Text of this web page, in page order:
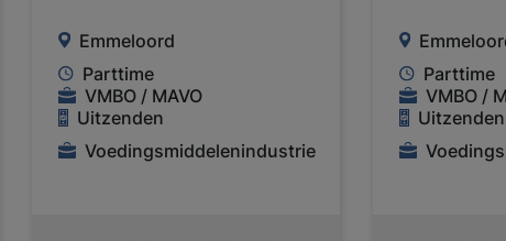
Emmeloord
Parttime
VMBO / MAVO
Uitzenden
Voedingsmiddelenindustrie
Parttime
VMBO /
Uitzenden